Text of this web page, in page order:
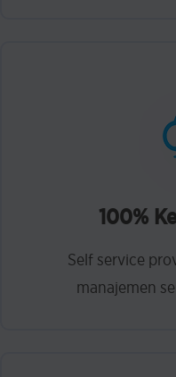
100%
Self service
manajemen